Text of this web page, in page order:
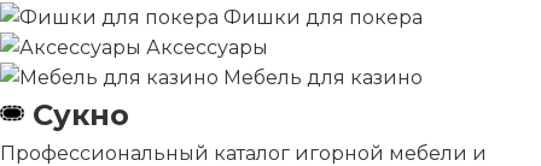
Фишки для покера
Аксессуары
Мебель для казино
Сукно
Профессиональный каталог игорной мебели и